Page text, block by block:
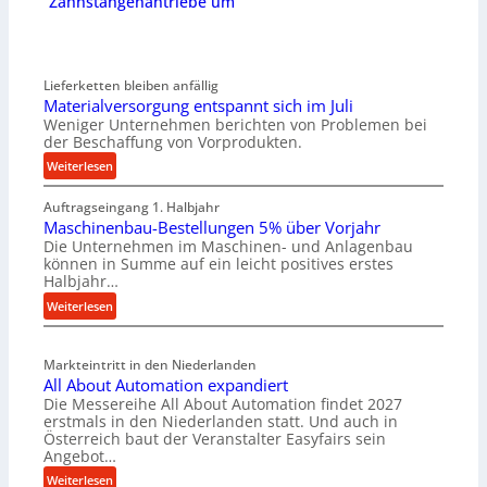
Lieferketten bleiben anfällig
Materialversorgung entspannt sich im Juli
Weniger Unternehmen berichten von Problemen bei
der Beschaffung von Vorprodukten.
Weiterlesen:
M
a
t
e
r
i
a
l
e
r
s
o
Auftragseingang 1. Halbjahr
Maschinenbau-Bestellungen 5% über Vorjahr
Die Unternehmen im Maschinen- und Anlagenbau
können in Summe auf ein leicht positives erstes
Halbjahr…
Weiterlesen:
M
s
c
h
i
n
e
Markteintritt in den Niederlanden
All About Automation expandiert
Die Messereihe All About Automation findet 2027
erstmals in den Niederlanden statt. Und auch in
Österreich baut der Veranstalter Easyfairs sein
Angebot…
Weiterlesen: